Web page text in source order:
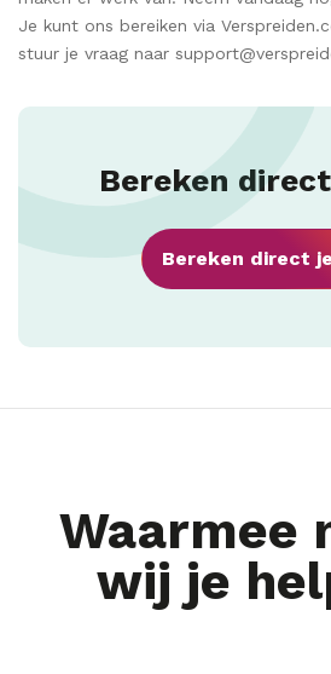
Je kunt ons bereiken via
stuur je vraag naar
Bereken
Bereken direct
Waarmee
wij je